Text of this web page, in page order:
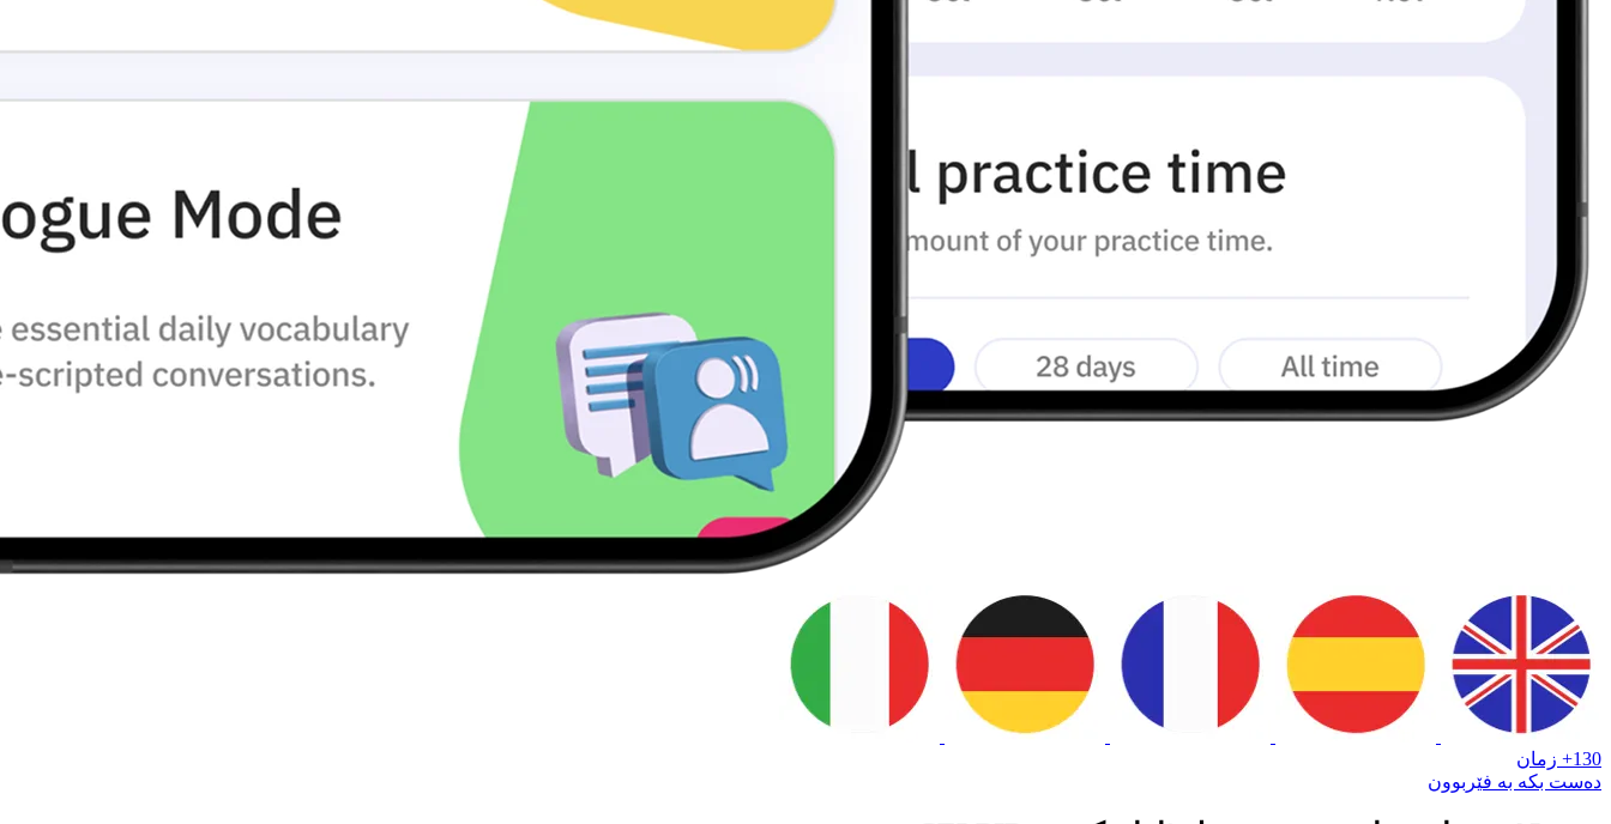
130+ زمان
دەست بکە بە فێربوون